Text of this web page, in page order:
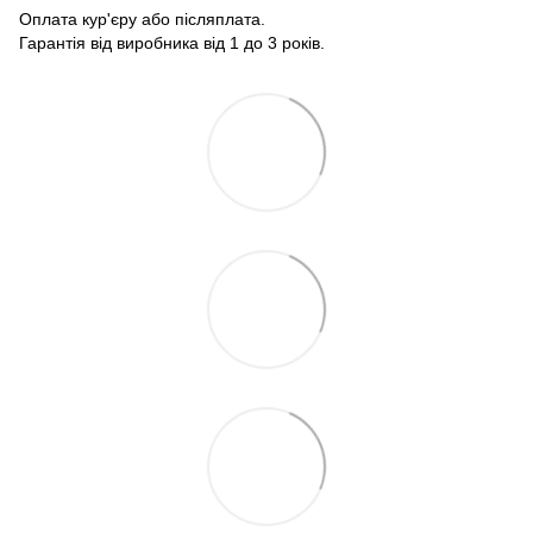
Оплата кур'єру або післяплата.
Гарантія від виробника від 1 до 3 років.